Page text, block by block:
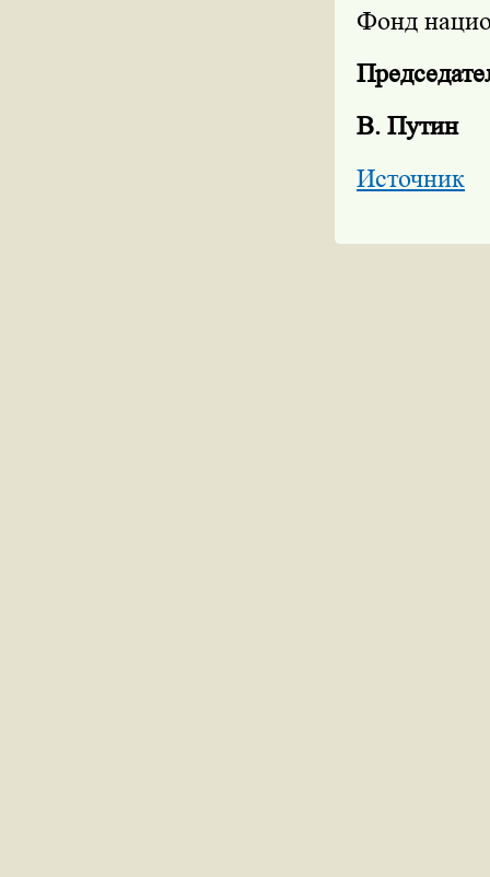
Фонд
В. Путин
Источник